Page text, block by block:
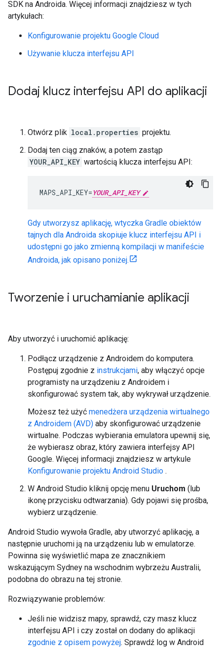
SDK na Androida. Więcej informacji znajdziesz w tych
artykułach:
Konfigurowanie projektu Google Cloud
Używanie klucza interfejsu API
Dodaj klucz interfejsu API do aplikacji
Otwórz plik local.properties projektu.
Dodaj ten ciąg znaków, a potem zastąp
YOUR_API_KEY wartością klucza interfejsu API:
MAPS_API_KEY= YOUR_API_KEY
Gdy utworzysz aplikację, wtyczka Gradle obiektów
tajnych dla Androida skopiuje klucz interfejsu API i
udostępni go jako zmienną kompilacji w manifeście
Androida, jak opisano poniżej.
Tworzenie i uruchamianie aplikacji
Aby utworzyć i uruchomić aplikację:
Podłącz urządzenie z Androidem do komputera.
Postępuj zgodnie z instrukcjami, aby włączyć opcje
programisty na urządzeniu z Androidem i
skonfigurować system tak, aby wykrywał urządzenie.
Możesz też użyć menedżera urządzenia wirtualnego
z Androidem (AVD) aby skonfigurować urządzenie
wirtualne. Podczas wybierania emulatora upewnij się,
że wybierasz obraz, który zawiera interfejsy API
Google. Więcej informacji znajdziesz w artykule
Konfigurowanie projektu Android Studio .
W Android Studio kliknij opcję menu Uruchom (lub
ikonę przycisku odtwarzania). Gdy pojawi się prośba,
wybierz urządzenie.
Android Studio wywoła Gradle, aby utworzyć aplikację, a
następnie uruchomi ją na urządzeniu lub w emulatorze.
Powinna się wyświetlić mapa ze znacznikiem
wskazującym Sydney na wschodnim wybrzeżu Australii,
podobna do obrazu na tej stronie.
Rozwiązywanie problemów:
Jeśli nie widzisz mapy, sprawdź, czy masz klucz
interfejsu API i czy został on dodany do aplikacji
zgodnie z opisem powyżej. Sprawdź log w Android